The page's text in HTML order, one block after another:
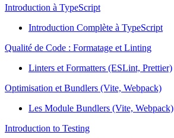
Introduction à TypeScript
Introduction Complète à TypeScript
Qualité de Code : Formatage et Linting
Linters et Formatters (ESLint, Prettier)
Optimisation et Bundlers (Vite, Webpack)
Les Module Bundlers (Vite, Webpack)
Introduction to Testing